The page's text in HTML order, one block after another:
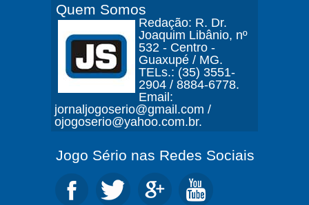
Quem Somos
Redação: R. Dr.
Joaquim Libânio, nº
532 - Centro -
Guaxupé / MG.
TELs.: (35) 3551-
2904 / 8884-6778.
Email:
jornaljogoserio@gmail.com /
ojogoserio@yahoo.com.br.
Jogo Sério nas Redes Sociais